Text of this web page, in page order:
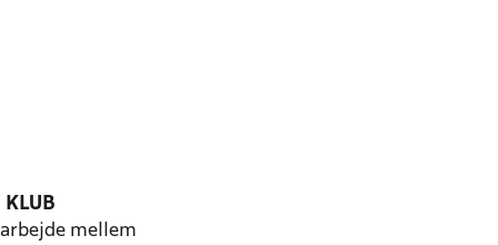
KLUB
mellem